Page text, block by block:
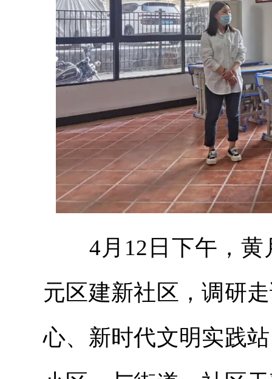
4月12日下午，黄
元区建新社区，调研
心、新时代文明实践